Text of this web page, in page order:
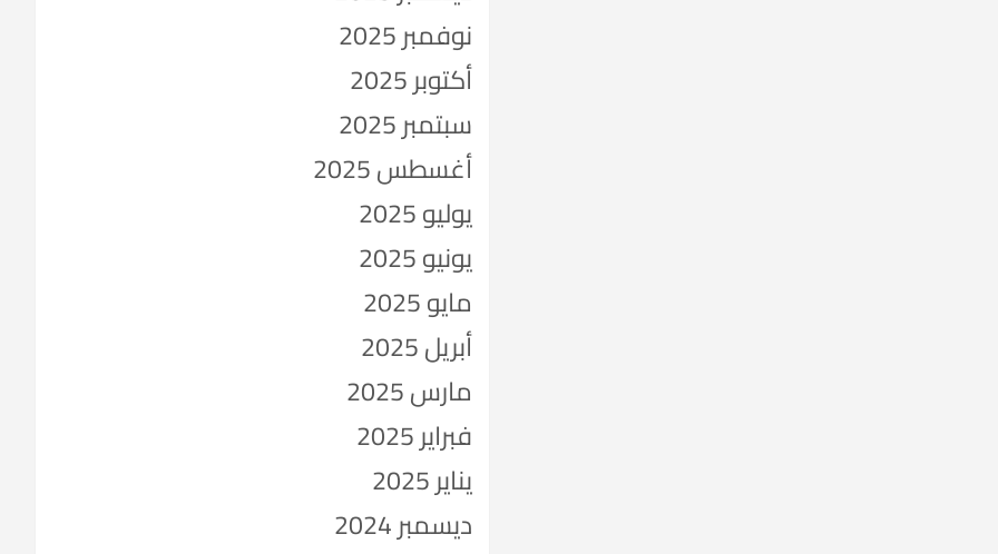
نوفمبر 2025
أكتوبر 2025
سبتمبر 2025
أغسطس 2025
يوليو 2025
يونيو 2025
مايو 2025
أبريل 2025
مارس 2025
فبراير 2025
يناير 2025
ديسمبر 2024